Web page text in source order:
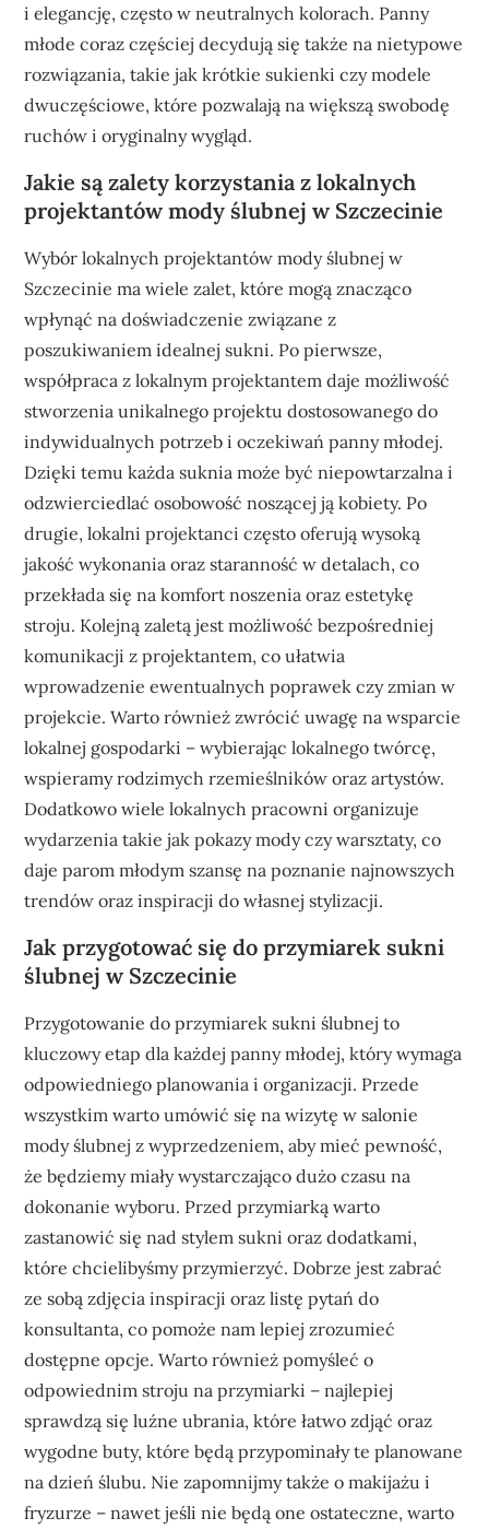
i elegancję, często w neutralnych kolorach. Panny
młode coraz częściej decydują się także na nietypowe
rozwiązania, takie jak krótkie sukienki czy modele
dwuczęściowe, które pozwalają na większą swobodę
ruchów i oryginalny wygląd.
Jakie są zalety korzystania z lokalnych
projektantów mody ślubnej w Szczecinie
Wybór lokalnych projektantów mody ślubnej w
Szczecinie ma wiele zalet, które mogą znacząco
wpłynąć na doświadczenie związane z
poszukiwaniem idealnej sukni. Po pierwsze,
współpraca z lokalnym projektantem daje możliwość
stworzenia unikalnego projektu dostosowanego do
indywidualnych potrzeb i oczekiwań panny młodej.
Dzięki temu każda suknia może być niepowtarzalna i
odzwierciedlać osobowość noszącej ją kobiety. Po
drugie, lokalni projektanci często oferują wysoką
jakość wykonania oraz staranność w detalach, co
przekłada się na komfort noszenia oraz estetykę
stroju. Kolejną zaletą jest możliwość bezpośredniej
komunikacji z projektantem, co ułatwia
wprowadzenie ewentualnych poprawek czy zmian w
projekcie. Warto również zwrócić uwagę na wsparcie
lokalnej gospodarki – wybierając lokalnego twórcę,
wspieramy rodzimych rzemieślników oraz artystów.
Dodatkowo wiele lokalnych pracowni organizuje
wydarzenia takie jak pokazy mody czy warsztaty, co
daje parom młodym szansę na poznanie najnowszych
trendów oraz inspiracji do własnej stylizacji.
Jak przygotować się do przymiarek sukni
ślubnej w Szczecinie
Przygotowanie do przymiarek sukni ślubnej to
kluczowy etap dla każdej panny młodej, który wymaga
odpowiedniego planowania i organizacji. Przede
wszystkim warto umówić się na wizytę w salonie
mody ślubnej z wyprzedzeniem, aby mieć pewność,
że będziemy miały wystarczająco dużo czasu na
dokonanie wyboru. Przed przymiarką warto
zastanowić się nad stylem sukni oraz dodatkami,
które chcielibyśmy przymierzyć. Dobrze jest zabrać
ze sobą zdjęcia inspiracji oraz listę pytań do
konsultanta, co pomoże nam lepiej zrozumieć
dostępne opcje. Warto również pomyśleć o
odpowiednim stroju na przymiarki – najlepiej
sprawdzą się luźne ubrania, które łatwo zdjąć oraz
wygodne buty, które będą przypominały te planowane
na dzień ślubu. Nie zapomnijmy także o makijażu i
fryzurze – nawet jeśli nie będą one ostateczne, warto